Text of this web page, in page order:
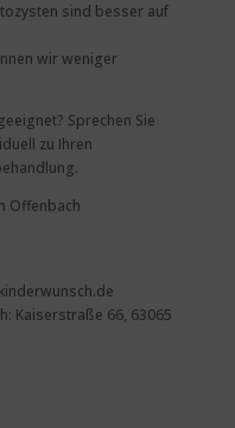
sind besser auf
wir weniger
Sprechen Sie
zu Ihren
Offenbach
Kaiserstraße 66, 63065